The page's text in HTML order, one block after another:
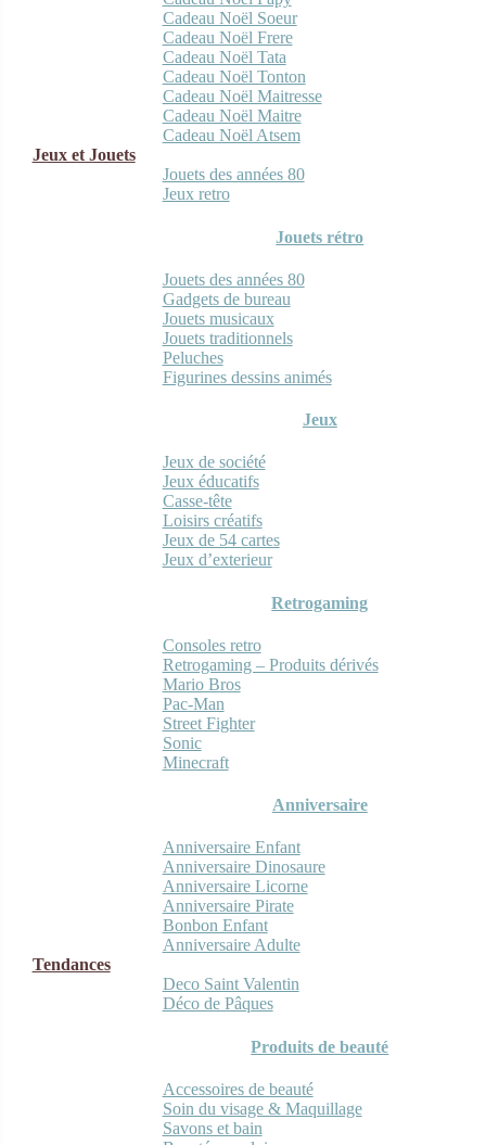
Cadeau Noël Soeur
Cadeau Noël Frere
Cadeau Noël Tata
Cadeau Noël Tonton
Cadeau Noël Maitresse
Cadeau Noël Maitre
Cadeau Noël Atsem
Jeux et Jouets
Jouets des années 80
Jeux retro
Jouets rétro
Jouets des années 80
Gadgets de bureau
Jouets musicaux
Jouets traditionnels
Peluches
Figurines dessins animés
Jeux
Jeux de société
Jeux éducatifs
Casse-tête
Loisirs créatifs
Jeux de 54 cartes
Jeux d’exterieur
Retrogaming
Consoles retro
Retrogaming – Produits dérivés
Mario Bros
Pac-Man
Street Fighter
Sonic
Minecraft
Anniversaire
Anniversaire Enfant
Anniversaire Dinosaure
Anniversaire Licorne
Anniversaire Pirate
Bonbon Enfant
Anniversaire Adulte
Tendances
Deco Saint Valentin
Déco de Pâques
Produits de beauté
Accessoires de beauté
Soin du visage & Maquillage
Savons et bain